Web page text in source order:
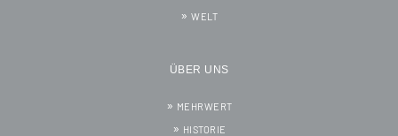
WELT
ÜBER UNS
MEHRWERT
HISTORIE